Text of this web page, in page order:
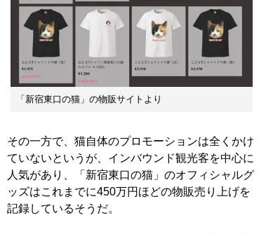
「新宿東口の猫」の物販サイトより
その一方で、猫自体のプロモーションは全くかけ
ていないというが、インバウンド観光客を中心に
人気があり、「新宿東口の猫」のオフィシャルグ
ッズはこれまでに450万円ほどの物販売り上げを
記録しているそうだ。